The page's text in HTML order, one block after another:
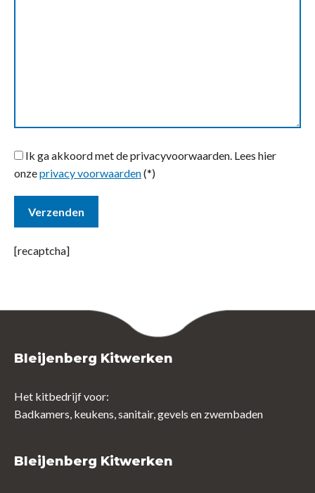
Ik ga akkoord met de privacyvoorwaarden. Lees hier
onzeprivacy voorwaarden(*)
[recaptcha]
Bleijenberg Kitwerken
Het kitbedrijf voor:
Badkamers, keukens, sanitair, gevels en zwembaden
Bleijenberg Kitwerken